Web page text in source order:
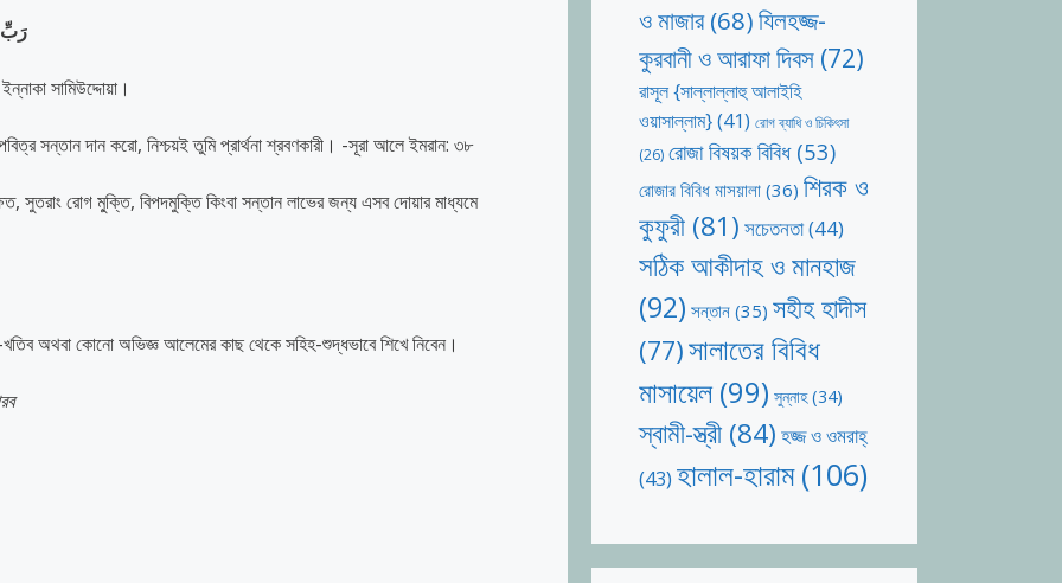
رَبِّ
সামিউদ্দোয়া।
সন্তান দান করো, নিশ্চয়ই তুমি প্রার্থনা শ্রবণকারী। -সূরা আলে ইমরান: ৩৮
সুতরাং রোগ মু্ক্তি, বিপদমুক্তি কিংবা সন্তান লাভের জন্য এসব দোয়ার মাধ্যমে
অথবা কোনো অভিজ্ঞ আলেমের কাছ থেকে সহিহ-শুদ্ধভাবে শিখে নিবেন।
ও মাজার(68)যিলহজ্জ-
কুরবানী ও আরাফা দিবস (72)
রাসূল {সাল্লাল্লাহু আলাইহি
ওয়াসাল্লাম}(41) রোগ ব্যাধি ও চিকিৎসা
(26) রোজা বিষয়ক বিবিধ(53)
রোজার বিবিধ মাসয়ালা (36) শিরক ও
কুফুরী (81) সচেতনতা(44)
সঠিক আকীদাহ ও মানহাজ
(92) সন্তান (35) সহীহ হাদীস
(77)সালাতের বিবিধ
মাসায়েল(99) সুন্নাহ(34)
স্বামী-স্ত্রী(84) হজ্জ ও ওমরাহ্‌
(43) হালাল-হারাম(106)